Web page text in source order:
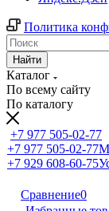
Политика
Найти
Каталог
По всему сайту
По каталогу
+7 977 505-02-77
+7 977 505-02-77
+7 929 608-60-75
Сравнение0